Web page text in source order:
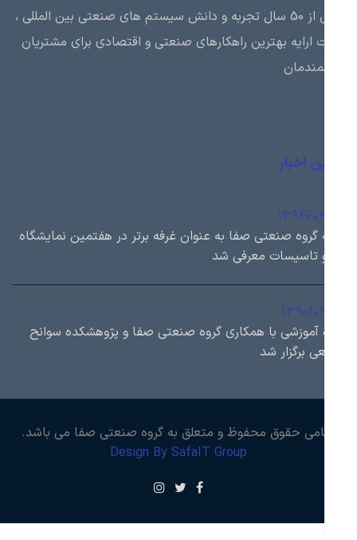
بیش از 50 سال تجربه و دانش سیستم های صنعتی بین المللی ،
بهترین راهکارهای صنعتی و اقتصادی برای مشتریان
اخبار
1394/
گروه صنعتی صفا به عنوان غرفه برتر در هفتمین نمایشگاه
تاسیسات معرفی شد
1390/
آموزشی با همكاري گروه صنعتی صفا و پژوهشكده سوانح
برگزار شد
حقوق محفوظ و متعلق به گروه صنعتی صفا می باشد.
Design By SafaIT Group